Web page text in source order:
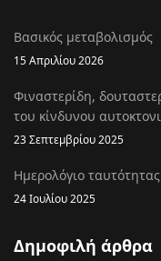
Βασικός μεταβολισμός
15 Απριλίου 2026
Φιναστερίδη,
του κίνδυνου
23 Σεπτεμβρίου 2025
Ημερολόγιο
24 Ιουλίου 2025
Δημοφιλή άρθρα